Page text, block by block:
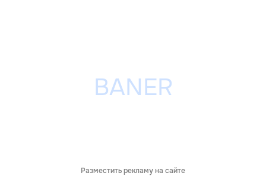
Разместить рекламу на сайте